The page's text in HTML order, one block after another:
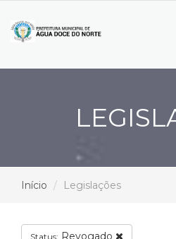
Início Legislações
Status: Revogado